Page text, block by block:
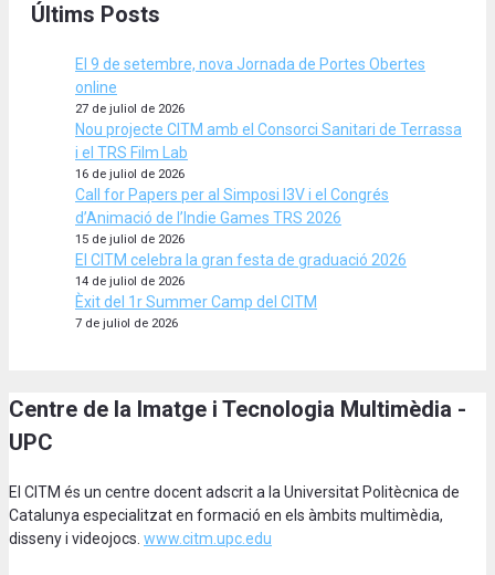
Últims Posts
El 9 de setembre, nova Jornada de Portes Obertes
online
27 de juliol de 2026
Nou projecte CITM amb el Consorci Sanitari de Terrassa
i el TRS Film Lab
16 de juliol de 2026
Call for Papers per al Simposi I3V i el Congrés
d’Animació de l’Indie Games TRS 2026
15 de juliol de 2026
El CITM celebra la gran festa de graduació 2026
14 de juliol de 2026
Èxit del 1r Summer Camp del CITM
7 de juliol de 2026
Centre de la Imatge i Tecnologia Multimèdia -
UPC
El CITM és un centre docent adscrit a la Universitat Politècnica de
Catalunya especialitzat en formació en els àmbits multimèdia,
disseny i videojocs. www.citm.upc.edu